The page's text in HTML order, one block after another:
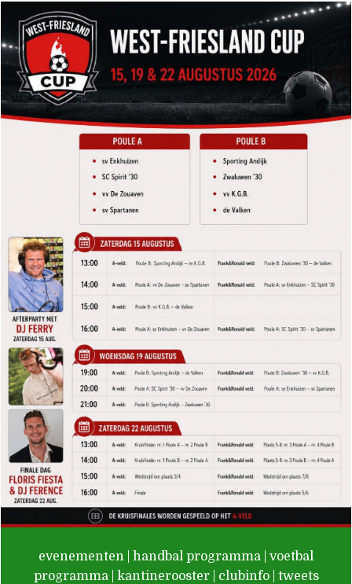
De Valken
evenementen handbal programma
voetbal
programma
kantinerooster clubinfo tweets